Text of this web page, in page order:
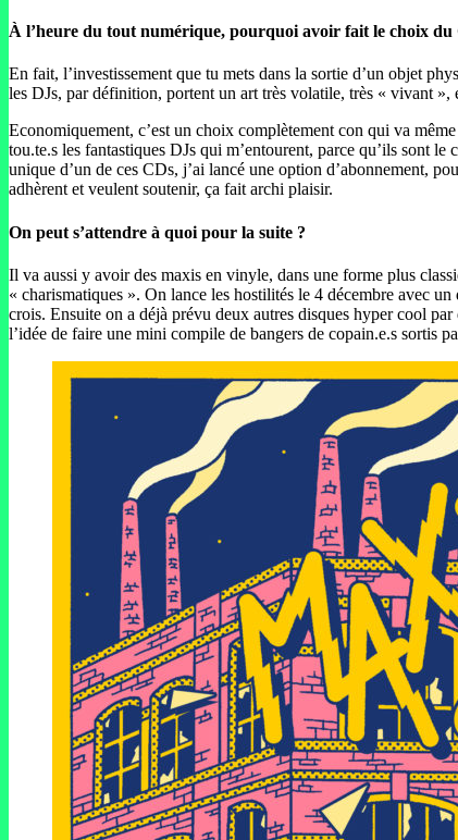
À l’heure du tout numérique, pourquoi avoir fait le choix du
En fait, l’investissement que tu mets dans la sortie d’un objet
les DJs, par définition, portent un art très volatile, très « vivant »,
Economiquement, c’est un choix complètement con qui va
tou.te.s les fantastiques DJs qui m’entourent, parce qu’ils sont
unique d’un de ces CDs, j’ai lancé une option d’abonnement,
adhèrent et veulent soutenir, ça fait archi plaisir.
On peut s’attendre à quoi pour la suite ?
Il va aussi y avoir des maxis en vinyle, dans une forme plus
« charismatiques ». On lance les hostilités le 4 décembre avec
crois. Ensuite on a déjà prévu deux autres disques hyper cool
l’idée de faire une mini compile de bangers de copain.e.s sortis